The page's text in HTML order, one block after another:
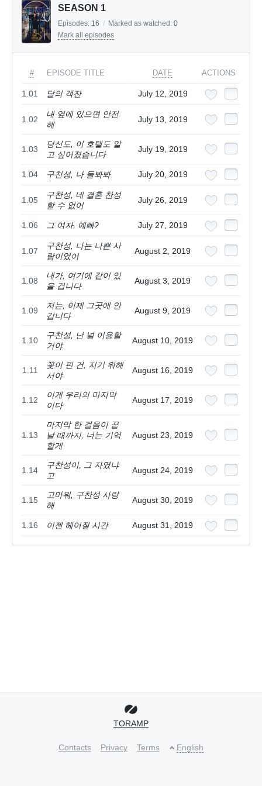
SEASON 1
Episodes: 16 / Marked as watched: 0
Mark all episodes
# EPISODE TITLE DATE ACTIONS
1.01 달의 객잔 July 12, 2019
1.02
내 옆에 있으면 안전
해
July 13, 2019
1.03
당신도, 이 호텔도 알
고 싶어졌습니다
July 19, 2019
1.04 구찬성, 나 돌봐봐 July 20, 2019
1.05
구찬성, 네 결혼 찬성
할 수 없어
July 26, 2019
1.06 그 여자, 예뻐? July 27, 2019
1.07
구찬성, 나는 나쁜 사
람이었어
August 2, 2019
1.08
내가, 여기에 같이 있
을 겁니다
August 3, 2019
1.09
저는, 이제 그곳에 안
갑니다
August 9, 2019
1.10
구찬성, 난 널 이용할
거야
August 10, 2019
1.11
꽃이 핀 건, 지기 위해
서야
August 16, 2019
1.12
이게 우리의 마지막
이다
August 17, 2019
1.13
마지막 한 걸음이 끝
날 때까지, 너는 기억
할게
August 23, 2019
1.14
구찬성이, 그 자였냐
고
August 24, 2019
1.15
고마워, 구찬성 사랑
해
August 30, 2019
1.16 이젠 헤어질 시간 August 31, 2019
TORAMP
Contacts Privacy Terms English